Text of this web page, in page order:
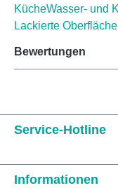
KücheWasser- und
Lackierte
Bewertungen
Service-Hotline
Informationen